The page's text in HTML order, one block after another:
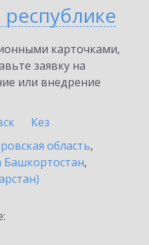
карточками,
заявку на
или внедрение
Кез
область,
Башкортостан,